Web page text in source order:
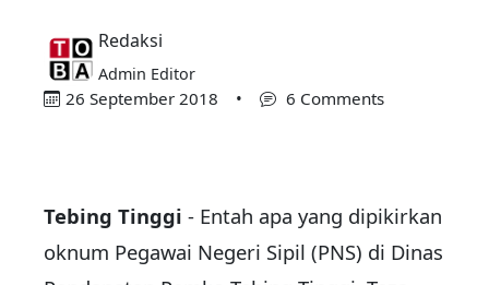
Redaksi
Admin Editor
26 September 2018 • 6 Comments
Tebing Tinggi - Entah apa yang dipikirkan
oknum Pegawai Negeri Sipil (PNS) di Dinas